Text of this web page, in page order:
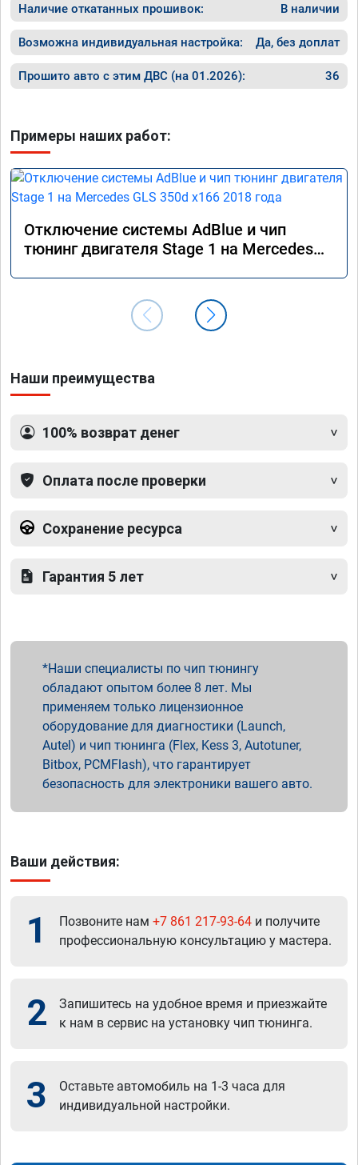
Наличие откатанных прошивок: В наличии
Возможна индивидуальная настройка: Да, без доплат
Прошито авто с этим ДВС (на 01.2026): 36
Примеры наших работ:
Отключение системы AdBlue и чип
тюнинг двигателя Stage 1 на Mercedes
Наши преимущества
100% возврат денег
Оплата после проверки
Сохранение ресурса
Гарантия 5 лет
Наши специалисты по чип тюнингу
обладают опытом более 8 лет. Мы
применяем только лицензионное
оборудование для диагностики (Launch,
Autel) и чип тюнинга (Flex, Kess 3, Autotuner,
Bitbox, PCMFlash), что гарантирует
безопасность для электроники вашего авто.
Ваши действия:
1 Позвоните нам +7 861 217-93-64 и получите
профессиональную консультацию у мастера.
2
Запишитесь на удобное время и приезжайте
к нам в сервис на установку чип тюнинга.
3
Оставьте автомобиль на 1-3 часа для
индивидуальной настройки.